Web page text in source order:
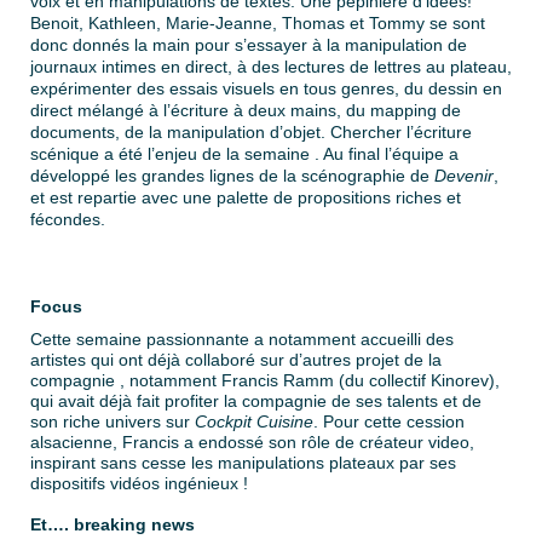
Benoit, Kathleen, Marie-Jeanne, Thomas et Tommy se sont
donc donnés la main pour s’essayer à la manipulation de
journaux intimes en direct, à des lectures de lettres au plateau,
expérimenter des essais visuels en tous genres, du dessin en
direct mélangé à l’écriture à deux mains, du mapping de
documents, de la manipulation d’objet. Chercher l’écriture
scénique a été l’enjeu de la semaine . Au final l’équipe a
développé les grandes lignes de la scénographie de Devenir
et est repartie avec une palette de propositions riches et
fécondes.
Focus
Cette semaine passionnante a notamment accueilli des
artistes qui ont déjà collaboré sur d’autres projet de la
compagnie , notamment Francis Ramm (du collectif Kinorev),
qui avait déjà fait profiter la compagnie de ses talents et de
son riche univers sur Cockpit Cuisine . Pour cette cession
alsacienne, Francis a endossé son rôle de créateur video,
inspirant sans cesse les manipulations plateaux par ses
dispositifs vidéos ingénieux !
Et…. breaking news